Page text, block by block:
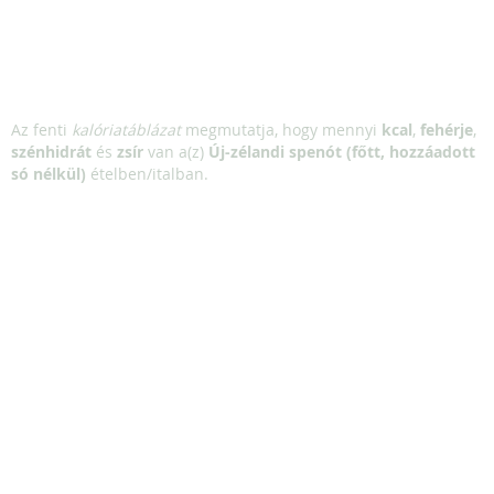
Az fenti kalóriatáblázatmegmutatja, hogy mennyi kcal, fehérje,
szénhidrát és zsír van a(z) Új-zélandi spenót (főtt, hozzáadott
só nélkül) ételben/italban.